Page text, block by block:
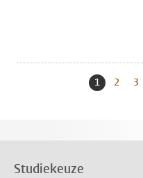
Huidige
1 Naar
2 3
Studiekeuze